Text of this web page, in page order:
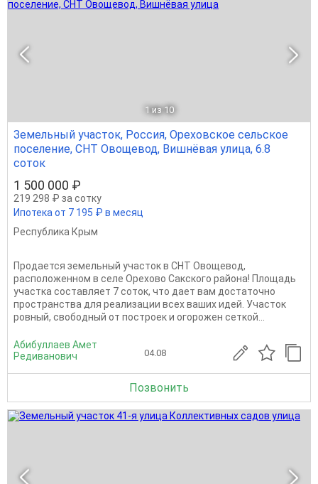
1 из 10
Земельный участок, Россия, Ореховское сельское
поселение, СНТ Овощевод, Вишнёвая улица, 6.8
соток
1 500 000 ₽
219 298 ₽ за сотку
Ипотека от 7 195 ₽ в месяц
Республика Крым
Продается земельный участок в СНТ Овощевод,
расположенном в селе Орехово Сакского района! Площадь
участка составляет 7 соток, что дает вам достаточно
пространства для реализации всех ваших идей. Участок
ровный, свободный от построек и огорожен сеткой...
Абибуллаев Амет
Редиванович
04.08
Позвонить